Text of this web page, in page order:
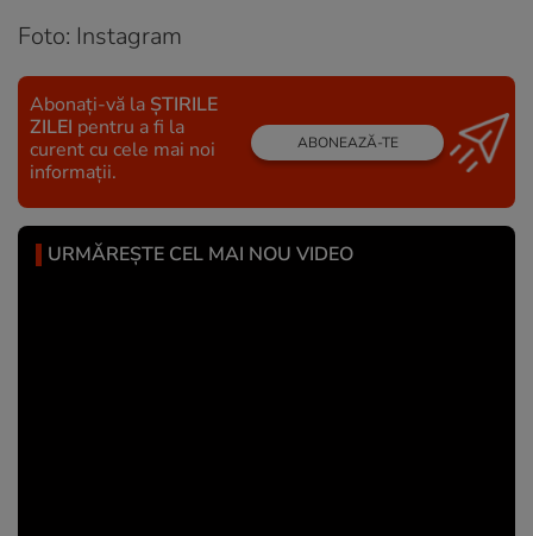
Foto: Instagram
Abonați-vă la ȘTIRILE
ZILEI pentru a fi la
curent cu cele mai noi
informații.
ABONEAZĂ-TE
URMĂREȘTE CEL MAI NOU VIDEO